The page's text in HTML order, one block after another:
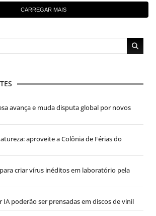
CARREGAR MAIS
avança e muda disputa global por novos
aproveite a Colônia de Férias do
criar vírus inéditos em laboratório pela
IA poderão ser prensadas em discos de vinil